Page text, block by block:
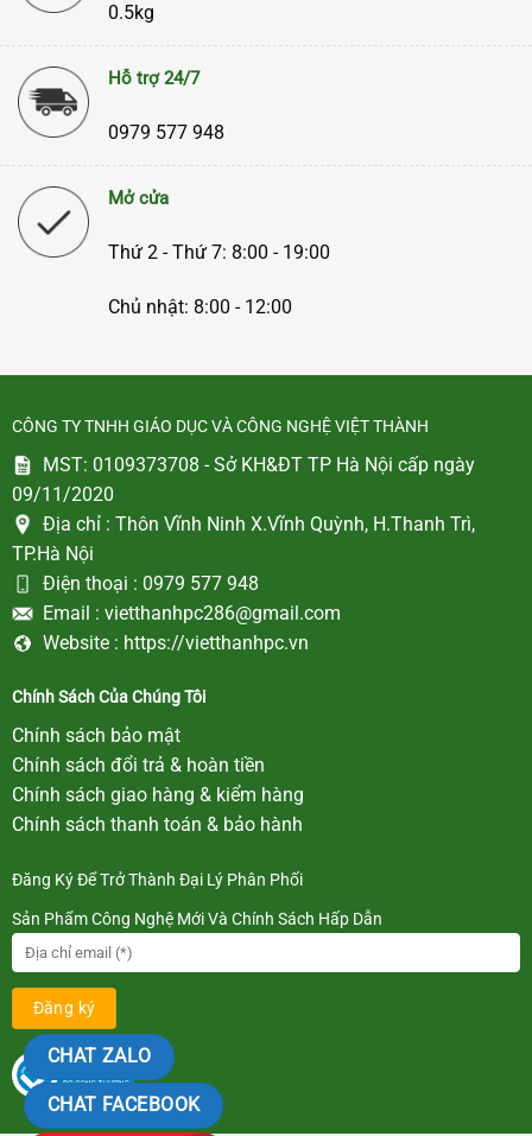
0.5kg
Hỗ trợ 24/7
0979 577 948
Mở cửa
Thứ 2 - Thứ 7: 8:00 - 19:00
Chủ nhật: 8:00 - 12:00
CÔNG TY TNHH GIÁO DỤC VÀ CÔNG NGHỆ VIỆT THÀNH
MST: 0109373708 - Sở KH&ĐT TP Hà Nội cấp ngày
09/11/2020
Địa chỉ : Thôn Vĩnh Ninh X.Vĩnh Quỳnh, H.Thanh Trì,
TP.Hà Nội
Điện thoại : 0979 577 948
Email : vietthanhpc286@gmail.com
Website : https://vietthanhpc.vn
Chính Sách Của Chúng Tôi
Chính sách bảo mật
Chính sách đổi trả & hoàn tiền
Chính sách giao hàng & kiểm hàng
Chính sách thanh toán & bảo hành
Đăng Ký Để Trở Thành Đại Lý Phân Phối
Sản Phẩm Công Nghệ Mới Và Chính Sách Hấp Dẫn
CHAT ZALO
CHAT FACEBOOK